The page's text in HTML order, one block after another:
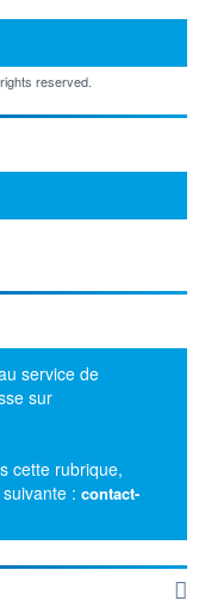
reserved.
service de
sur
cette rubrique,
: contact-